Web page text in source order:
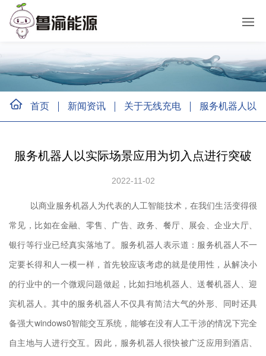
首页 新闻资讯 关于无线充电 服务机器人以
服务机器人以实际场景应用为切入点进行突破
2022-11-02
以商业服务机器人为代表的人工智能技术，在我们生活变得很
常见，比如在金融、零售、广告、政务、餐厅、展会、企业大厅、
银行等行业已经真实落地了。服务机器人表示道：服务机器人不一
定要长得和人一模一样，首先较应该考虑的就是使用性，从解决小
的行业中的一个微观问题做起，比如扫地机器人、送餐机器人、迎
宾机器人。其中的服务机器人不仅具有简洁大气的外形、同时还具
备强大windows0智能交互系统，能够在没有人工干涉的情况下完全
自主地与人进行交互。因此，服务机器人很快被广泛应用到酒店、